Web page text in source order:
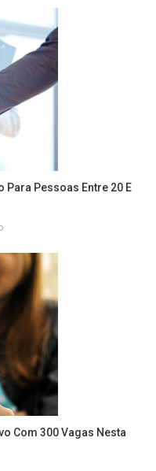
Pessoas Entre 20 E
Com 300 Vagas Nesta